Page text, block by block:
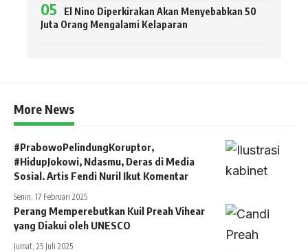
El Nino Diperkirakan Akan Menyebabkan 50
Juta Orang Mengalami Kelaparan
More News
#PrabowoPelindungKoruptor,
#HidupJokowi, Ndasmu, Deras di Media
Sosial. Artis Fendi Nuril Ikut Komentar
Senin, 17 Februari 2025
Perang Memperebutkan Kuil Preah Vihear
yang Diakui oleh UNESCO
Jumat, 25 Juli 2025